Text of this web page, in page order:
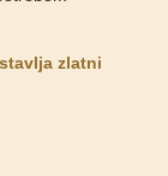
zlatni